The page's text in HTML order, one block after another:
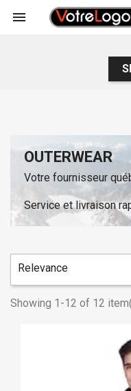

OUTERWEAR
Votre fournisseur
Service et livraison
Relevance
Showing 1-12 of 12